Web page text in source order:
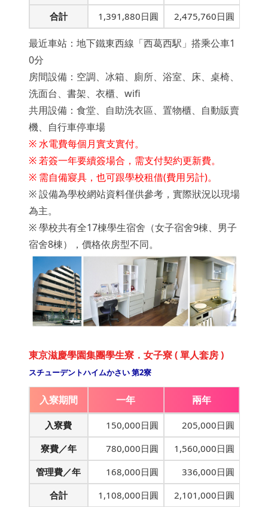
合計
1,391,880日圓 2,475,760日圓
最近車站：地下鐵東西線「西葛西駅」搭乘公車1
0分
房間設備：空調、冰箱、廁所、浴室、床、桌椅、
洗面台、書架、衣櫃、wifi
共用設備：食堂、自助洗衣區、置物櫃、自動販賣
機、自行車停車場
※ 水電費每個月實支實付。
※ 若簽一年要續簽場合，需支付契約更新費。
※ 需自備寢具，也可跟學校租借(費用另計)。
※ 設備為學校網站資料僅供參考，實際狀況以現場
為主。
※學校共有全17棟學生宿舍（女子宿舍9棟、男子
宿舍8棟）， 價格依房型不同。
東京滋慶學園集團學生寮．女子寮 ( 單人套房 )
スチューデントハイムかさい 第2寮
入寮期間 一年 兩年
入寮費 150,000日圓
205,000日圓
寮費／年
780,000日圓
1,560,000日圓
管理費／年
168,000日圓
336,000日圓
合計
1,108,000日圓 2,101,000日圓